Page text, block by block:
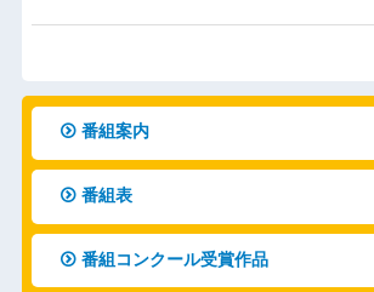
番組案内
番組表
番組コンクール受賞作品